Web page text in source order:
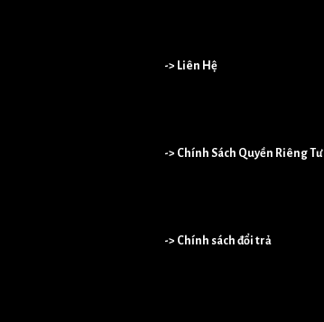
-> Liên Hệ
-> Chính Sách Quyền Riêng Tư
-> Chính sách đổi trả